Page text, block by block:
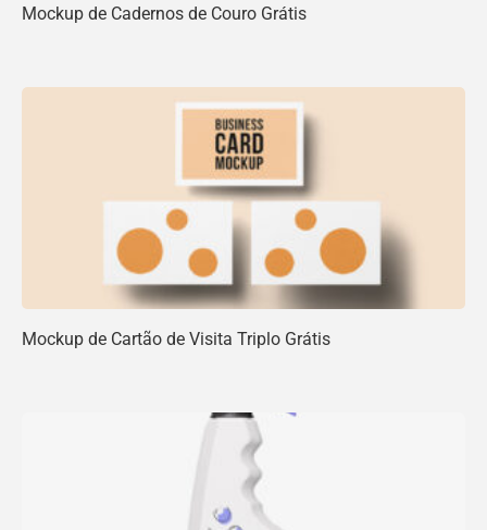
Mockup de Cadernos de Couro Grátis
Mockup de Cartão de Visita Triplo Grátis